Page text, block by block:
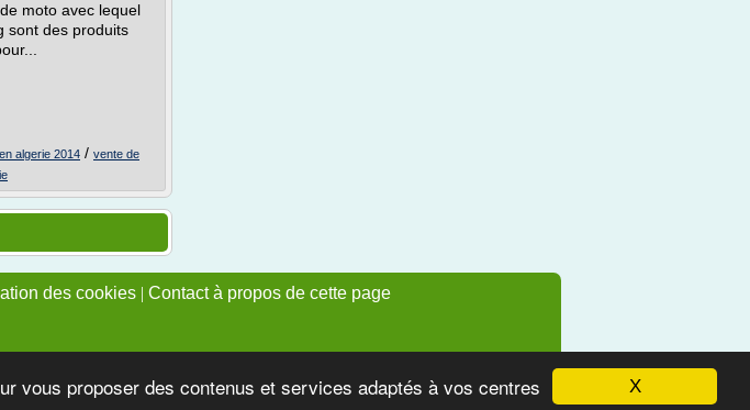
X
vous proposer des contenus et services adaptés à vos centres
moto avec lequel
sont des produits
algerie 2014 / vente de
des cookies | Contact à propos de cette page